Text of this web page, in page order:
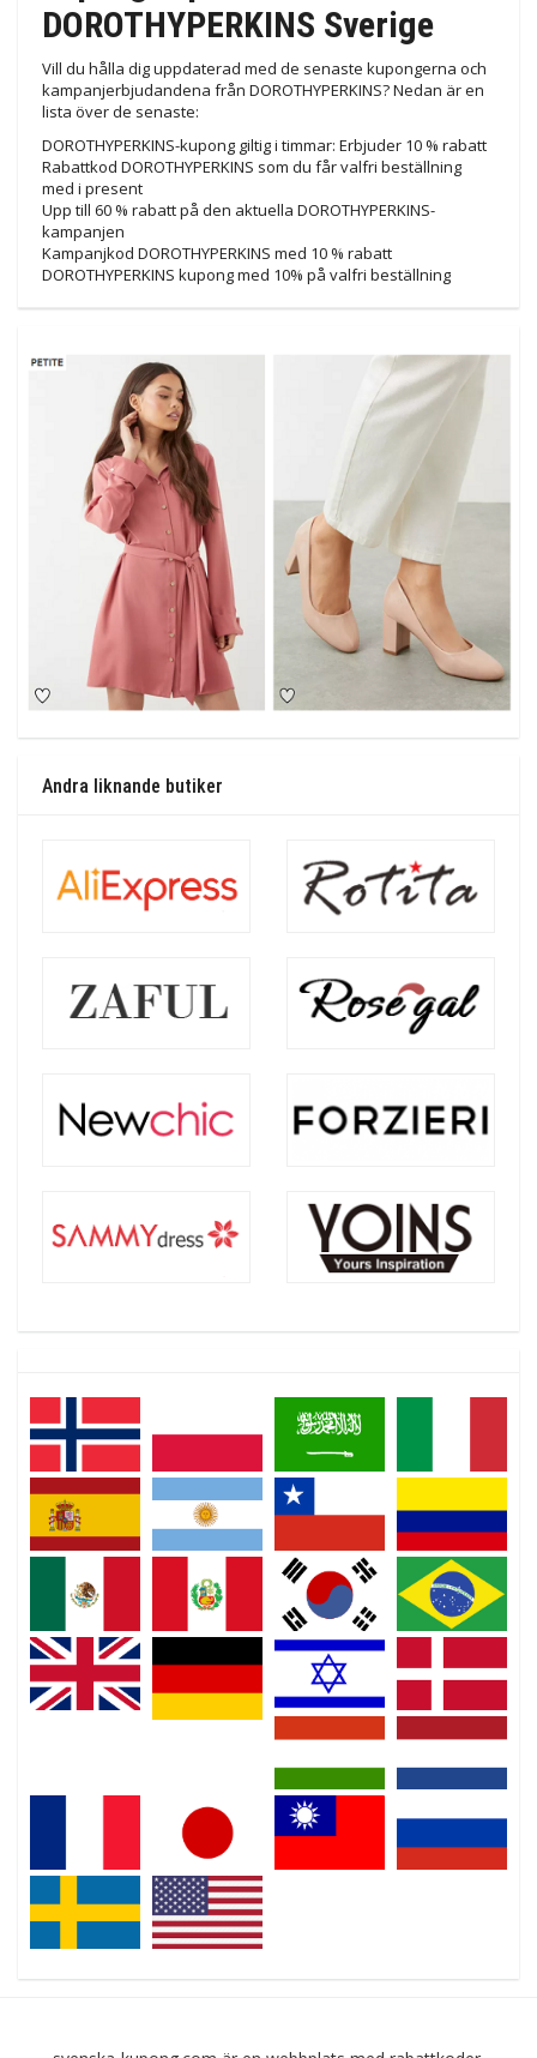
DOROTHYPERKINS Sverige
Vill du hålla dig uppdaterad med de senaste kupongerna och
kampanjerbjudandena från DOROTHYPERKINS? Nedan är en
lista över de senaste:
DOROTHYPERKINS-kupong giltig i timmar: Erbjuder 10 % rabatt
Rabattkod DOROTHYPERKINS som du får valfri beställning
med i present
Upp till 60 % rabatt på den aktuella DOROTHYPERKINS-
kampanjen
Kampanjkod DOROTHYPERKINS med 10 % rabatt
DOROTHYPERKINS kupong med 10% på valfri beställning
Andra liknande butiker